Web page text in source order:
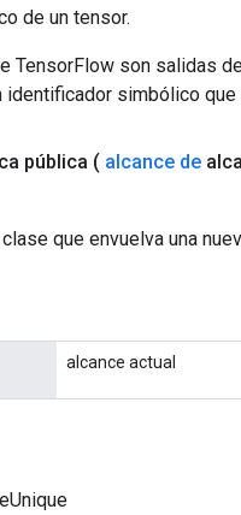
de un tensor.
TensorFlow son salidas
simbólico
pública ( alcance de
que envuelva una
alcance actual